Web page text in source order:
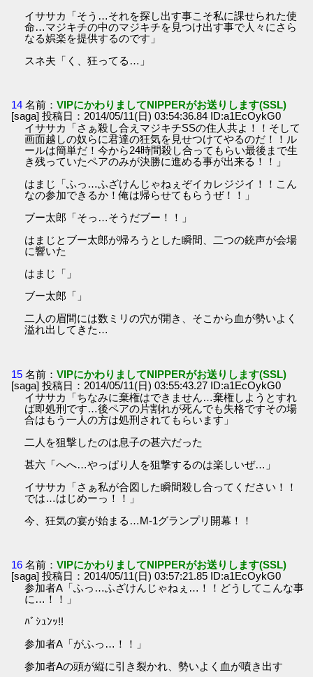
イササカ「そう…それを探し出す事こそ私に課せられた使
命…マジキチの中のマジキチを見つけ出す事で人々にさら
なる娯楽を提供するのです」
スネ夫「く、狂ってる…」
14 名前：VIPにかわりましてNIPPERがお送りします(SSL)
[saga] 投稿日：2014/05/11(日) 03:54:36.84 ID:a1EcOykG0
イササカ「さぁ殺し合えマジキチSSの住人共よ！！そして
画面越しの奴らに君達の狂気を見せつけてやるのだ！！ル
ールは簡単だ！今から24時間殺し合ってもらい最後まで生
き残っていたペアのみが決勝に進める事が出来る！！」
はまじ「ふっ…ふざけんじゃねぇぞイカレジジイ！！こん
なの参加できるか！俺は帰らせてもらうぜ！！」
ブー太郎「そっ…そうだブー！！」
はまじとブー太郎が帰ろうとした瞬間、二つの銃声が会場
に響いた
はまじ「」
ブー太郎「」
二人の眉間には数ミリの穴が開き、そこから血が勢いよく
溢れ出してきた…
15 名前：VIPにかわりましてNIPPERがお送りします(SSL)
[saga] 投稿日：2014/05/11(日) 03:55:43.27 ID:a1EcOykG0
イササカ「ちなみに棄権はできません…棄権しようとすれ
ば即処刑です…後ペアの片割れが死んでも失格ですその場
合はもう一人の方は処刑されてもらいます」
二人を狙撃したのは息子の甚六だった
甚六「へへ…やっぱり人を狙撃するのは楽しいぜ…」
イササカ「さぁ私が合図した瞬間殺し合ってください！！
では…はじめーっ！！」
今、狂気の宴が始まる…M-1グランプリ開幕！！
16 名前：VIPにかわりましてNIPPERがお送りします(SSL)
[saga] 投稿日：2014/05/11(日) 03:57:21.85 ID:a1EcOykG0
参加者A「ふっ…ふざけんじゃねぇ…！！どうしてこんな事
に…！！」
ﾊﾞｼｭﾝｯ!!
参加者A「がふっ…！！」
参加者Aの頭が縦に引き裂かれ、勢いよく血が噴き出す